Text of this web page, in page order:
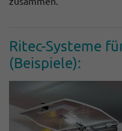
Ritec-Systeme
(Beispiele):